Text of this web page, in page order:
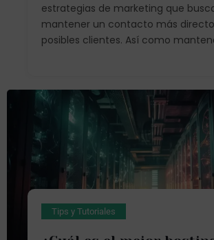
estrategias de marketing que
mantener un contacto más
posibles clientes. Así como
Tips y Tutoriales